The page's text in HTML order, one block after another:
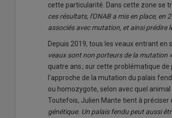
cette particularité. Dans cette zone se
ces résultats, l'ONAB a mis en place,
associés avec mutation, et ainsi prédire
Depuis 2019, tous les veaux entrant en
veaux sont non porteurs de la mutation »
quatre ans ; sur cette problématique
l'approche de la mutation du palais
ou homozygote, selon avec quel
Toutefois, Julien Mante tient à préciser
génétique. Un palais fendu peut aussi